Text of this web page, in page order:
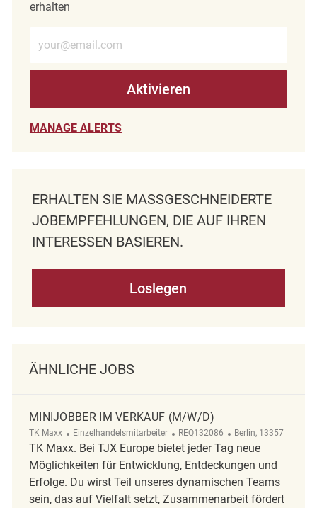
erhalten
Aktivieren
MANAGE ALERTS
ERHALTEN SIE MASSGESCHNEIDERTE J
OBEMPFEHLUNGEN, DIE AUF IHREN I
NTERESSEN BASIEREN.
Loslegen
ÄHNLICHE JOBS
MINIJOBBER IM VERKAUF (M/W/D)
TK Maxx Kategorie
Einzelhandelsmitarbeiter ReqId
REQ132086 Ort
Berlin, 13357
TK Maxx. Bei TJX Europe bietet jeder Tag neue
Möglichkeiten für Entwicklung, Entdeckungen und
Erfolge. Du wirst Teil unseres dynamischen Teams
sein, das auf Vielfalt setzt, Zusammenarbeit fördert